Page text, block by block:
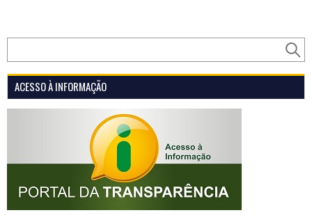
ACESSO À INFORMAÇÃO